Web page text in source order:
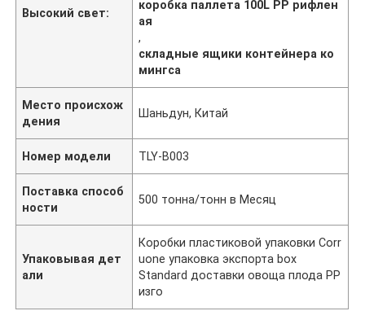
Высокий свет:
коробка паллета 100L PP рифлен
ая
,
складные ящики контейнера ко
мингса
Место происхож
дения
Шаньдун, Китай
Номер модели TLY-B003
Поставка способ
ности
500 тонна/тонн в Месяц
Упаковывая дет
али
Коробки пластиковой упаковки Corr
uone упаковка экспорта box
Standard доставки овоща плода PP
изго